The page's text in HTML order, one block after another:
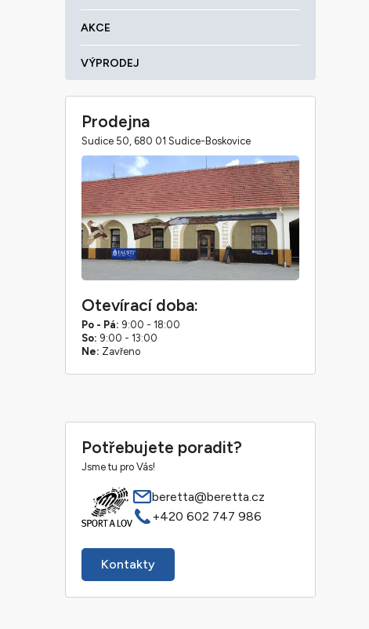
AKCE
VÝPRODEJ
Prodejna
Sudice 50, 680 01 Sudice-Boskovice
Otevírací doba:
Po - Pá: 9:00 - 18:00
So: 9:00 - 13:00
Ne: Zavřeno
Potřebujete poradit?
Jsme tu pro Vás!
beretta@beretta.cz
+420 602 747 986
Kontakty